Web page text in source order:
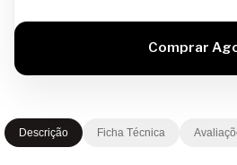
Descrição Ficha Técnica